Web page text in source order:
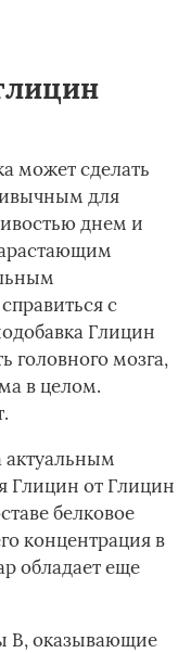
может сделать
для
днем и
с
Глицин
головного мозга,
в целом.
актуальным
Глицин от Глицин
белковое
концентрация в
обладает еще
В, оказывающие